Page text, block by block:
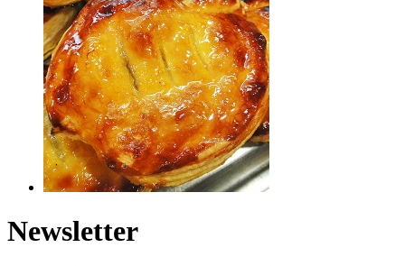
Newsletter